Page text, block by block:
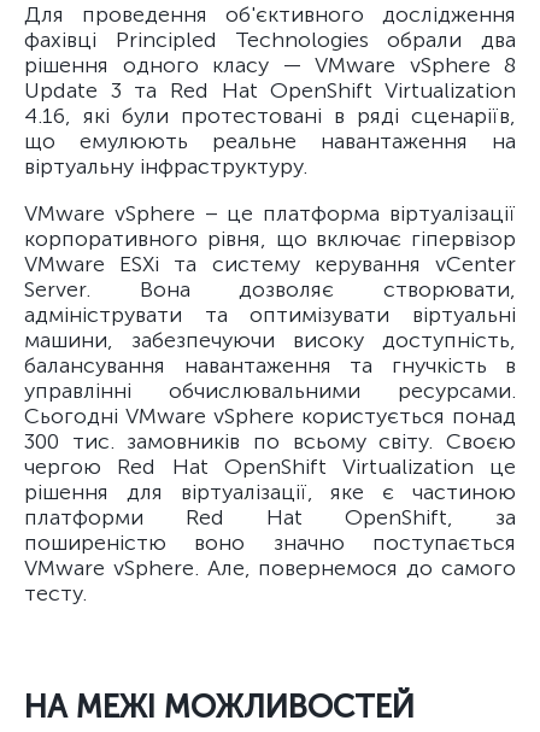
Для проведення об'єктивного дослідження
фахівці Principled Technologies обрали два
рішення одного класу — VMware vSphere 8
Update 3 та Red Hat OpenShift Virtualization
4.16, які були протестовані в ряді сценаріїв,
що емулюють реальне навантаження на
віртуальну інфраструктуру.
VMware vSphere – це платформа віртуалізації
корпоративного рівня, що включає гіпервізор
VMware ESXi та систему керування vCenter
Server. Вона дозволяє створювати,
адмініструвати та оптимізувати віртуальні
машини, забезпечуючи високу доступність,
балансування навантаження та гнучкість в
управлінні обчислювальними ресурсами.
Сьогодні VMware vSphere користується понад
300 тис. замовників по всьому світу. Своєю
чергою Red Hat OpenShift Virtualization це
рішення для віртуалізації, яке є частиною
платформи Red Hat OpenShift, за
поширеністю воно значно поступається
VMware vSphere. Але, повернемося до самого
тесту.
НА МЕЖІ МОЖЛИВОСТЕЙ